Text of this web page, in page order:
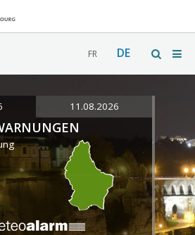
FR DE
11.08.2026